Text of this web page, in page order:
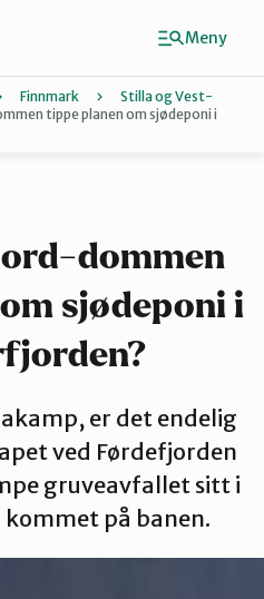
Vest-Finnmark
Varanger
Finnmark
Stilla og Vest-
tippe planen om sjødeponi i
dommen
sjødeponi i
er det endelig
ved Førdefjorden
gruveavfallet sitt i
kommet på banen.